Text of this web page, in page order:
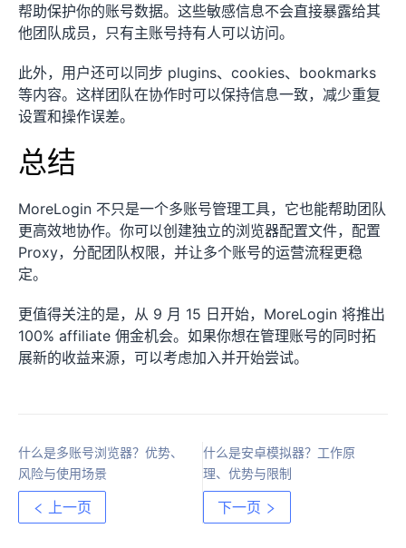
帮助保护你的账号数据。这些敏感信息不会直接暴露给其
他团队成员，只有主账号持有人可以访问。
此外，用户还可以同步 plugins、cookies、bookmarks
等内容。这样团队在协作时可以保持信息一致，减少重复
设置和操作误差。
总结
MoreLogin 不只是一个多账号管理工具，它也能帮助团队
更高效地协作。你可以创建独立的浏览器配置文件，配置
Proxy，分配团队权限，并让多个账号的运营流程更稳
定。
更值得关注的是，从 9 月 15 日开始，MoreLogin 将推出
100% affiliate 佣金机会。如果你想在管理账号的同时拓
展新的收益来源，可以考虑加入并开始尝试。
什么是多账号浏览器？优势、
风险与使用场景
上一页
什么是安卓模拟器？工作原
理、优势与限制
下一页